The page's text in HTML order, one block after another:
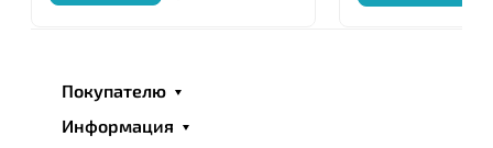
Покупателю
Информация